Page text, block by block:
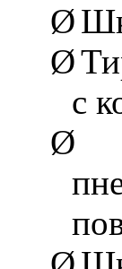
Ø
Ø
с
Ø